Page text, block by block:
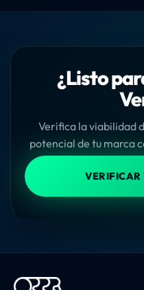
¿Listo
Verifica la viabilidad
potencial de tu marca